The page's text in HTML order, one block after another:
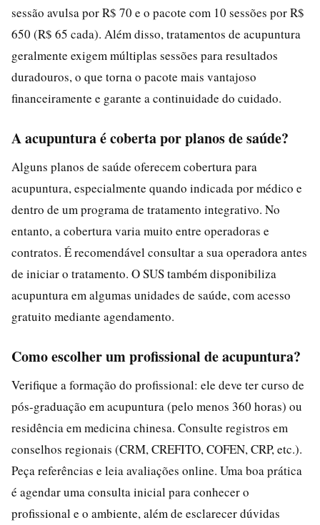
sessão avulsa por R$ 70 e o pacote com 10 sessões por R$
650 (R$ 65 cada). Além disso, tratamentos de acupuntura
geralmente exigem múltiplas sessões para resultados
duradouros, o que torna o pacote mais vantajoso
financeiramente e garante a continuidade do cuidado.
A acupuntura é coberta por planos de saúde?
Alguns planos de saúde oferecem cobertura para
acupuntura, especialmente quando indicada por médico e
dentro de um programa de tratamento integrativo. No
entanto, a cobertura varia muito entre operadoras e
contratos. É recomendável consultar a sua operadora antes
de iniciar o tratamento. O SUS também disponibiliza
acupuntura em algumas unidades de saúde, com acesso
gratuito mediante agendamento.
Como escolher um profissional de acupuntura?
Verifique a formação do profissional: ele deve ter curso de
pós-graduação em acupuntura (pelo menos 360 horas) ou
residência em medicina chinesa. Consulte registros em
conselhos regionais (CRM, CREFITO, COFEN, CRP, etc.).
Peça referências e leia avaliações online. Uma boa prática
é agendar uma consulta inicial para conhecer o
profissional e o ambiente, além de esclarecer dúvidas